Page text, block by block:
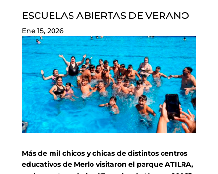
ESCUELAS ABIERTAS DE VERANO
Ene 15, 2026
Más de mil chicos y chicas de distintos centros
educativos de Merlo visitaron el parque ATILRA,